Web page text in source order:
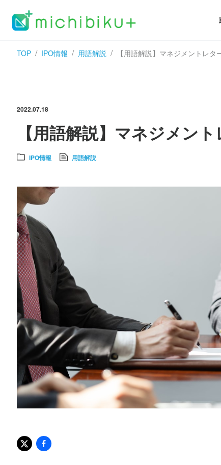
TOP IPO情報 用語解説 【用語解説】マネジメントレタ
2022.07.18
【用語解説】マネジメン
IPO情報 用語解説